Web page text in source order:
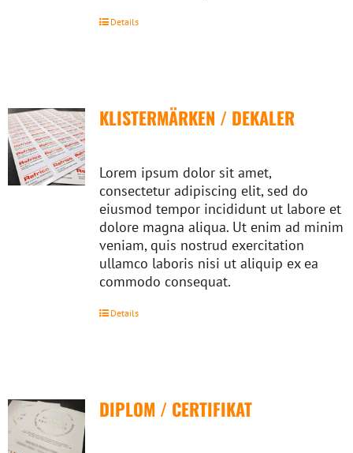
Details
KLISTERMÄRKEN / DEKALER
Lorem ipsum dolor sit amet,
consectetur adipiscing elit, sed do
eiusmod tempor incididunt ut labore et
dolore magna aliqua. Ut enim ad minim
veniam, quis nostrud exercitation
ullamco laboris nisi ut aliquip ex ea
commodo consequat.
Details
DIPLOM / CERTIFIKAT